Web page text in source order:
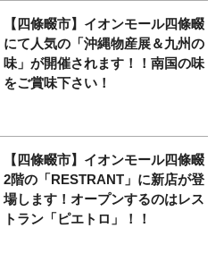
【四條畷市】イオンモール四條畷
にて人気の「沖縄物産展＆九州の
味」が開催されます！！南国の味
をご賞味下さい！
【四條畷市】イオンモール四條畷
2階の「RESTRANT」に新店が登
場します！オープンするのはレス
トラン「ピエトロ」！！